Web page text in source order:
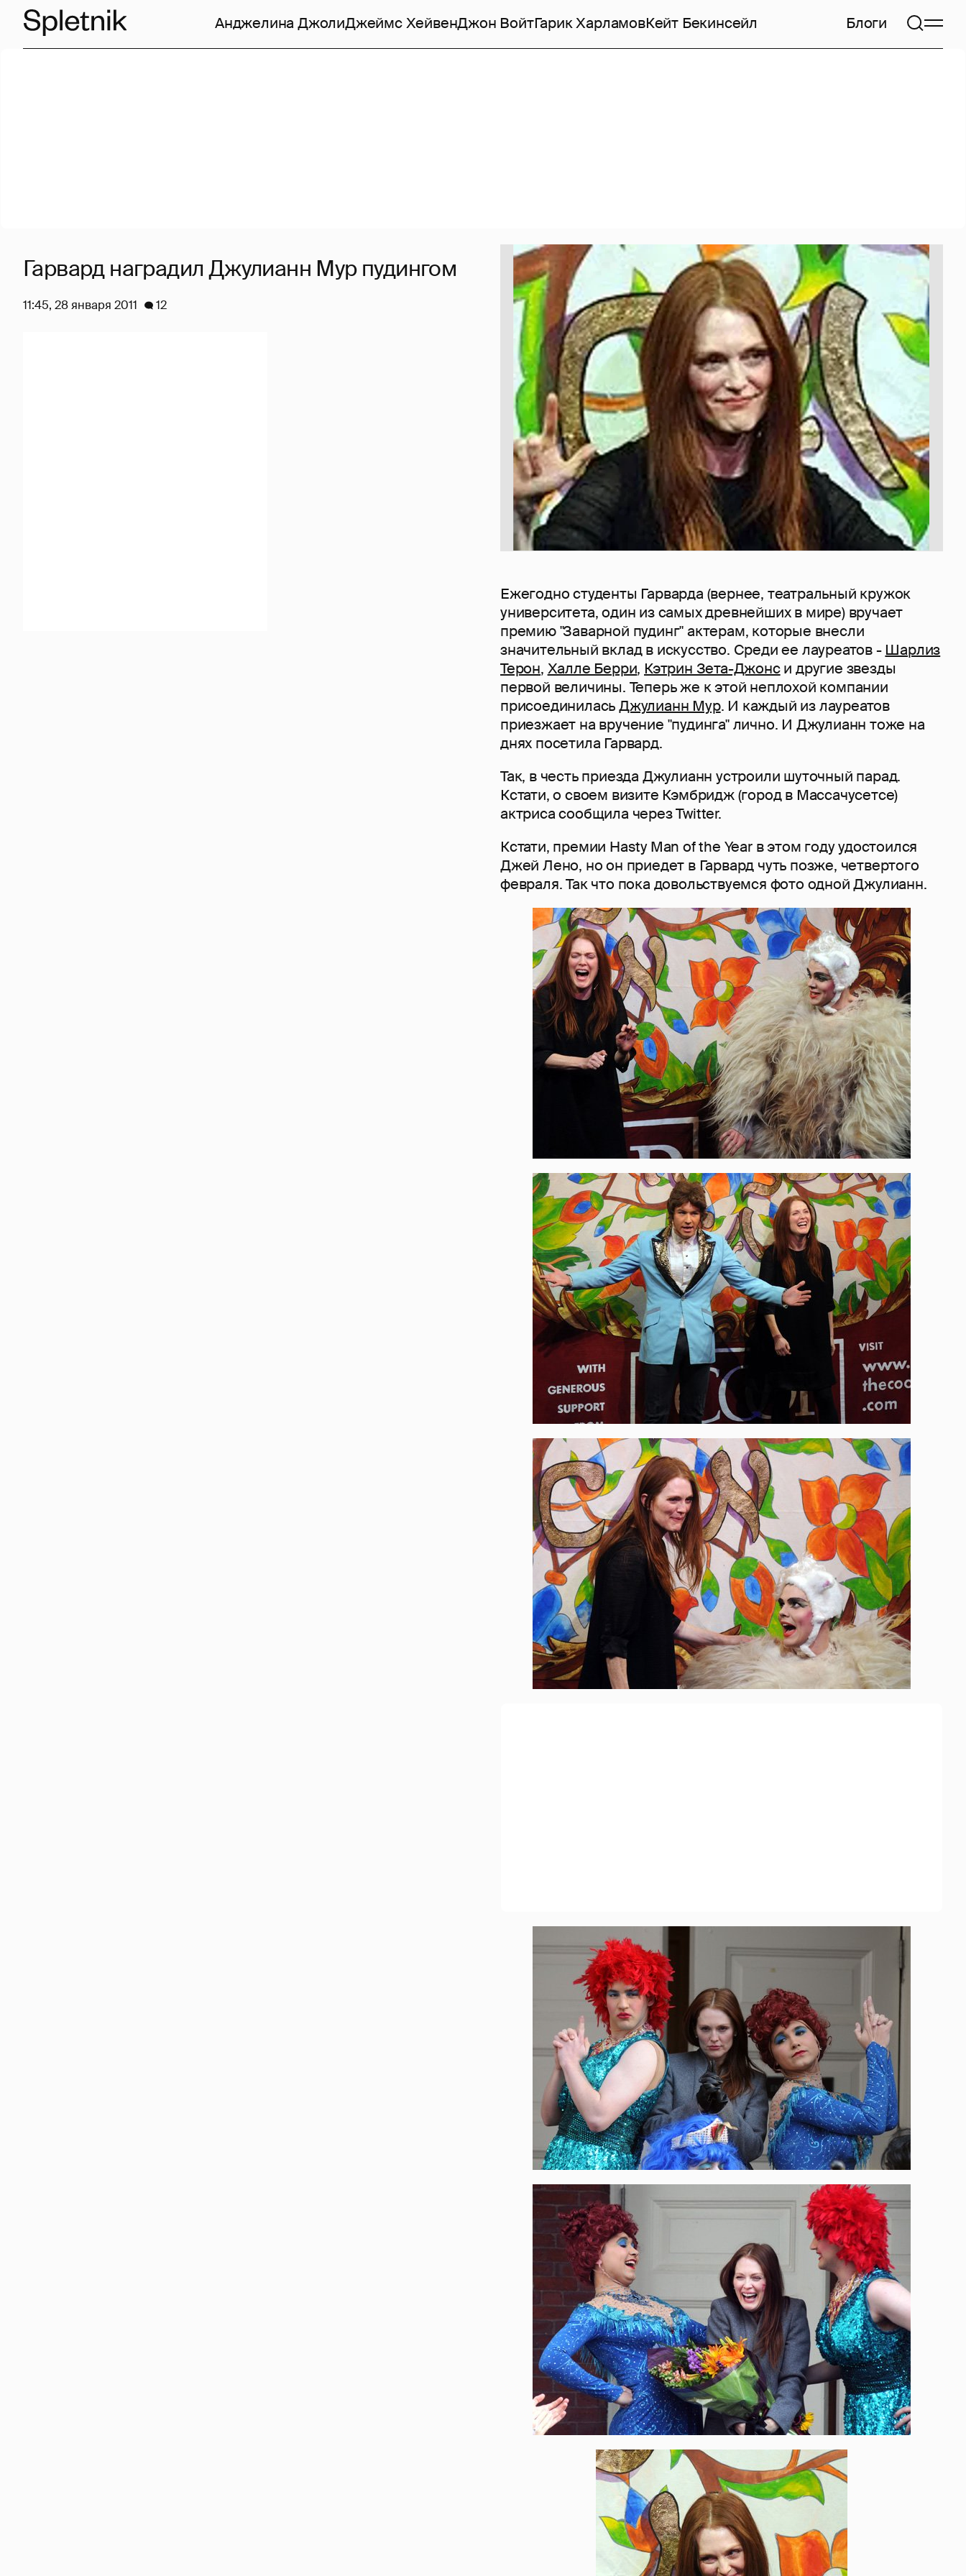
Анджелина ДжолиДжеймс ХейвенДжон ВойтГарик ХарламовКейт Бекинсейл Блоги
Ежегодно студенты Гарварда (вернее, театральный кружок
университета, один из самых древнейших в мире) вручает
премию "Заварной пудинг" актерам, которые внесли
значительный вклад в искусство. Среди ее лауреатов - Шарлиз
Терон, Халле Берри, Кэтрин Зета-Джонси другие звезды
первой величины. Теперь же к этой неплохой компании
присоединиласьДжулианн Мур. И каждый из лауреатов
приезжает на вручение "пудинга" лично. И Джулианн тоже на
днях посетила Гарвард.
Так, в честь приезда Джулианн устроили шуточный парад.
Кстати, о своем визите Кэмбридж (город в Массачусетсе)
актриса сообщила через Twitter.
Кстати, премии Hasty Man of the Year в этом году удостоился
Джей Лено, но он приедет в Гарвард чуть позже, четвертого
февраля. Так что пока довольствуемся фото одной Джулианн.
Гарвард наградил Джулианн Мур пудингом
11:45, 28 января 2011 12